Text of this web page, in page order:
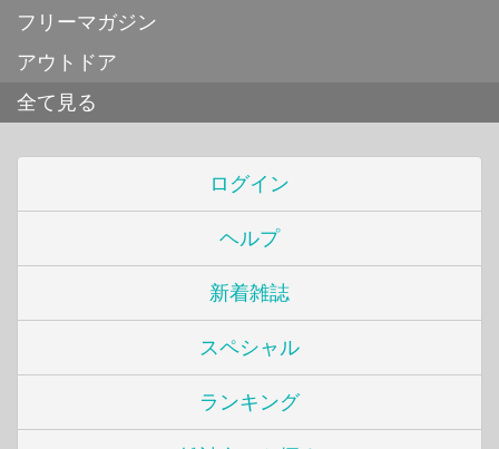
フリーマガジン
アウトドア
全て見る
ログイン
ヘルプ
新着雑誌
スペシャル
ランキング